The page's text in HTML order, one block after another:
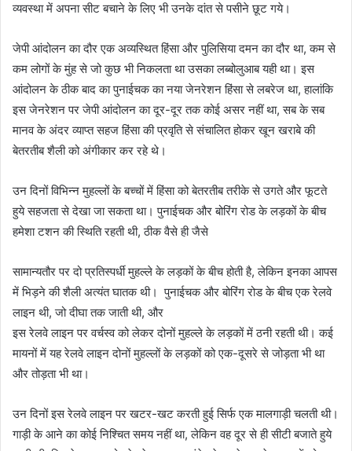
व्यवस्था में अपना सीट बचाने के लिए भी उनके दांत से पसीने छूट गये।
जेपी आंदोलन का दौर एक अव्यस्थित हिंसा और पुलिसिया दमन का दौर था, कम से
कम लोगों के मुंह से जो कुछ भी निकलता था उसका लब्बोलुआब यही था। इस
आंदोलन के ठीक बाद का पुनाईचक का नया जेनरेशन हिंसा से लबरेज था, हालांकि
इस जेनरेशन पर जेपी आंदोलन का दूर-दूर तक कोई असर नहीं था, सब के सब
मानव के अंदर व्याप्त सहज हिंसा की प्रवृति से संचालित होकर खून खराबे की
बेतरतीब शैली को अंगीकार कर रहे थे।
उन दिनों विभिन्न मुहल्लों के बच्चों में हिंसा को बेतरतीब तरीके से उगते और फूटते
हुये सहजता से देखा जा सकता था। पुनाईचक और बोरिंग रोड के लड़कों के बीच
हमेशा टशन की स्थिति रहती थी, ठीक वैसे ही जैसे
सामान्यतौर पर दो प्रतिस्पर्धी मुहल्ले के लड़कों के बीच होती है, लेकिन इनका आपस
में भिड़ने की शैली अत्यंत घातक थी। पुनाईचक और बोरिंग रोड के बीच एक रेलवे
लाइन थी, जो दीघा तक जाती थी, और
इस रेलवे लाइन पर वर्चस्व को लेकर दोनों मुहल्ले के लड़कों में ठनी रहती थी। कई
मायनों में यह रेलवे लाइन दोनों मुहल्लों के लड़कों को एक-दूसरे से जोड़ता भी था
और तोड़ता भी था।
उन दिनों इस रेलवे लाइन पर खटर-खट करती हुई सिर्फ एक मालगाड़ी चलती थी।
गाड़ी के आने का कोई निश्चित समय नहीं था, लेकिन वह दूर से ही सीटी बजाते हुये